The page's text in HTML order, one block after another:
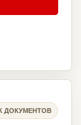
ДОКУМЕНТОВ